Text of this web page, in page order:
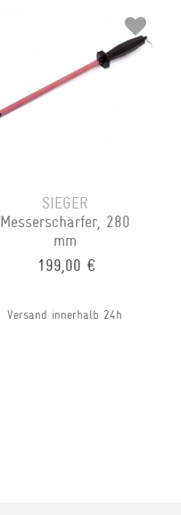
SIEGER
Messerschärfer, 280
mm
199,00 €
Versand innerhalb 24h